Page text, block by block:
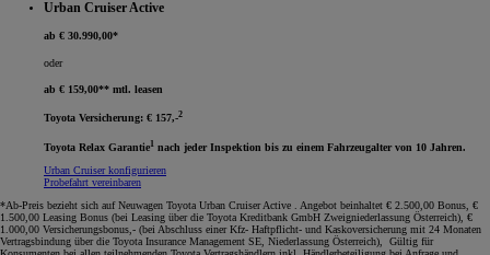
Urban Cruiser Active
ab € 30.990,00*
oder
ab € 159,00** mtl. leasen
Toyota Versicherung: € 157,-2
Toyota Relax Garantie1 nach jeder Inspektion bis zu einem Fahrzeugalter von 10 Jahren.
Urban Cruiser konfigurieren
Probefahrt vereinbaren
*Ab-Preis bezieht sich auf Neuwagen Toyota Urban Cruiser Active . Angebot beinhaltet € 2.500,00 Bonus, €
1.500,00 Leasing Bonus (bei Leasing über die Toyota Kreditbank GmbH Zweigniederlassung Österreich), €
1.000,00 Versicherungsbonus,- (bei Abschluss einer Kfz- Haftpflicht- und Kaskoversicherung mit 24 Monaten
Vertragsbindung über die Toyota Insurance Management SE, Niederlassung Österreich), Gültig für